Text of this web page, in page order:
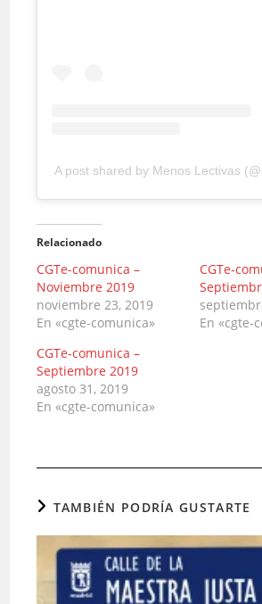
A post shared by Menos Lectivas
Relacionado
CGTe-comunica –
Noviembre 2019
noviembre 23, 2019
En «cgte-comunica»
CGTe-
En «cgte-
CGTe-comunica –
Septiembre 2019
agosto 31, 2019
En «cgte-comunica»
TAMBIÉN PODRÍA GUSTARTE